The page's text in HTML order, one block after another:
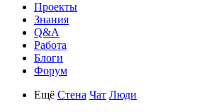
Проекты
Знания
Q&A
Работа
Блоги
Форум
Ещё Стена Чат Люди